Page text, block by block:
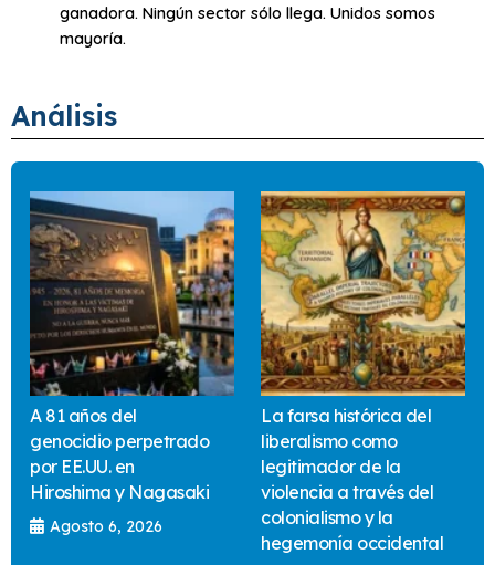
ganadora. Ningún sector sólo llega. Unidos somos
mayoría.
Análisis
A 81 años del
genocidio perpetrado
por EE.UU. en
Hiroshima y Nagasaki
Agosto 6, 2026
La farsa histórica del
liberalismo como
legitimador de la
violencia a través del
colonialismo y la
hegemonía occidental